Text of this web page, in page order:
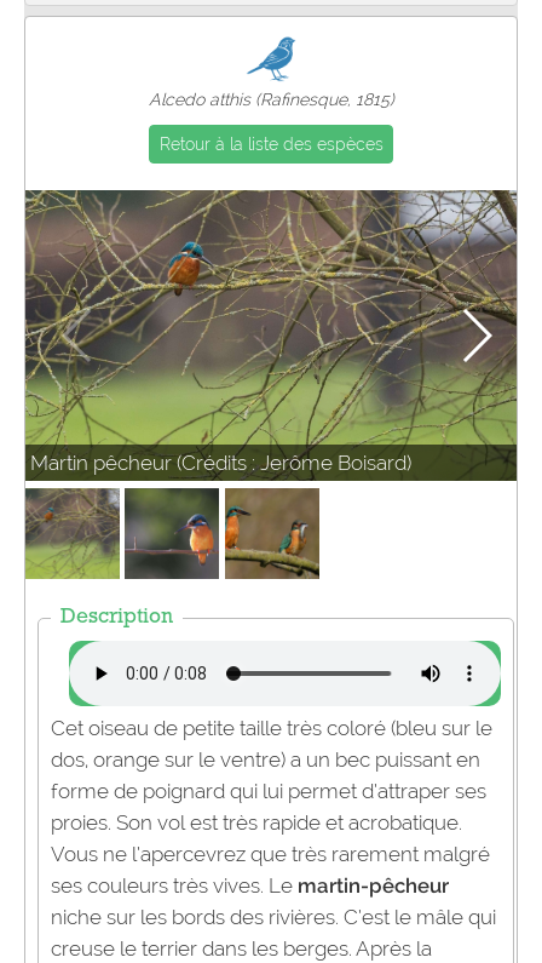
Alcedo atthis (Rafinesque, 1815)
Retour à la liste des espèces
Martin pêcheur (Crédits : Jerôme Boisard)
Description
Cet oiseau de petite taille très coloré (bleu sur le
dos, orange sur le ventre) a un bec puissant en
forme de poignard qui lui permet d’attraper ses
proies. Son vol est très rapide et acrobatique.
Vous ne l’apercevrez que très rarement malgré
ses couleurs très vives. Le martin-pêcheur
niche sur les bords des rivières. C’est le mâle qui
creuse le terrier dans les berges. Après la